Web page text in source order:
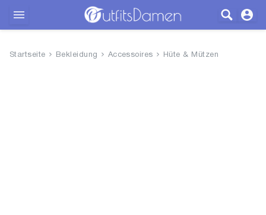
Startseite Bekleidung Accessoires Hüte & Mützen